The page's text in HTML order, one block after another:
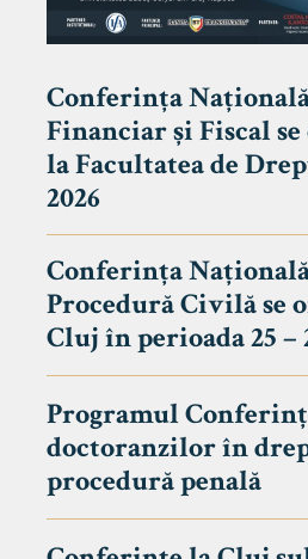
Conferința
Financiar și Fiscal se
la Facultatea de
2026
Conferința
Procedură Civilă se
Cluj în perioada 25 –
Programul
doctoranzilor în
procedură penală